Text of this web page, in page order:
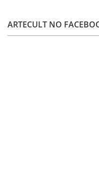
ARTECULT NO